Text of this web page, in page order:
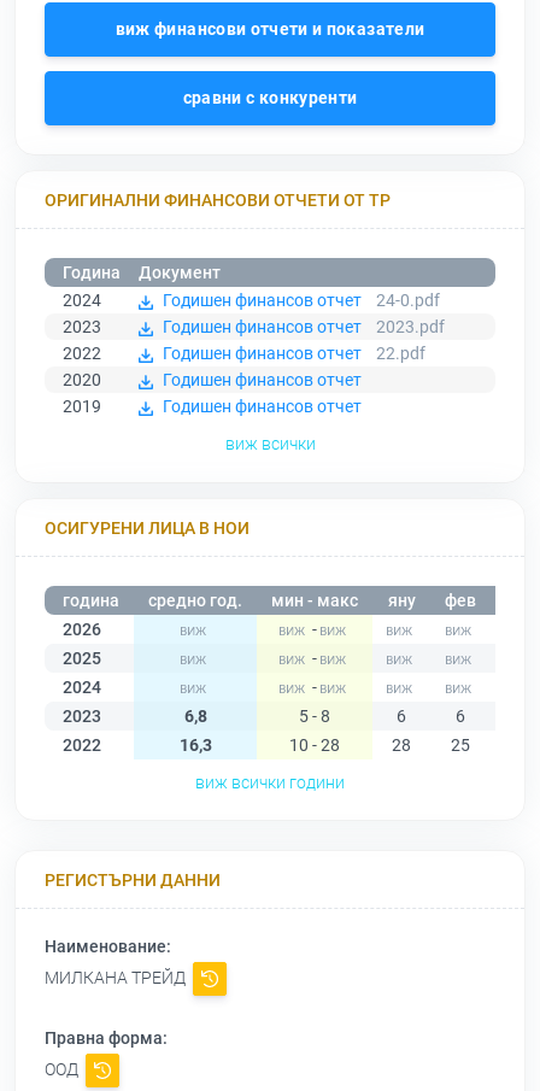
виж финансови отчети и показатели
сравни с конкуренти
ОРИГИНАЛНИ ФИНАНСОВИ ОТЧЕТИ ОТ ТР
Година
Документ
2024
Годишен финансов отчет
24-0.pdf
2023
Годишен финансов отчет
2023.pdf
2022
Годишен финансов отчет
22.pdf
2020
Годишен финансов отчет
2019
Годишен финансов отчет
виж всички
ОСИГУРЕНИ ЛИЦА В НОИ
година средно год. мин - макс яну фев
2026
-
2025
-
2024
-
2023
6,8 5 - 8 6 6
2022
16,3 10 - 28 28 25
виж всички години
РЕГИСТЪРНИ ДАННИ
Наименование:
МИЛКАНА ТРЕЙД
Правна форма:
ООД